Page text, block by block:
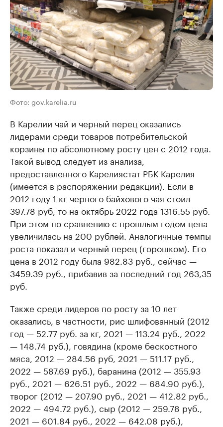
Фото: gov.karelia.ru
В Карелии чай и черный перец оказались
лидерами среди товаров потребительской
корзины по абсолютному росту цен с 2012 года.
Такой вывод следует из анализа,
предоставленного Карелиястат РБК Карелия
(имеется в распоряжении редакции). Если в
2012 году 1 кг черного байхового чая стоил
397.78 руб, то на октябрь 2022 года 1316.55 руб.
При этом по сравнению с прошлым годом цена
увеличилась на 200 рублей. Аналогичные темпы
роста показал и черный перец (горошком). Его
цена в 2012 году была 982.83 руб., сейчас —
3459.39 руб., прибавив за последний год 263,35
руб.
Также среди лидеров по росту за 10 лет
оказались, в частности, рис шлифованный (2012
год — 52.77 руб. за кг, 2021 — 113.24 руб., 2022
— 148.74 руб.), говядина (кроме бескостного
мяса, 2012 — 284.56 руб, 2021 — 511.17 руб.,
2022 — 587.69 руб.), баранина (2012 — 355.93
руб., 2021 — 626.51 руб., 2022 — 684.90 руб.),
творог (2012 — 207.90 руб., 2021 — 412.82 руб.,
2022 — 494.72 руб.), сыр (2012 — 259.78 руб.,
2021 — 601.84 руб., 2022 — 642.08 руб.),